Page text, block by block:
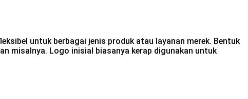
untuk berbagai jenis produk atau layanan merek. Bentuk
misalnya. Logo inisial biasanya kerap digunakan untuk